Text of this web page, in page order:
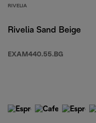
RIVELIA
Rivelia Sand Beige
EXAM440.55.BG